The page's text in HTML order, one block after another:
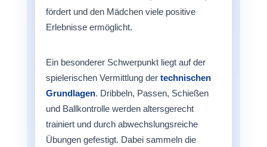
fördert und den Mädchen viele positive
Erlebnisse ermöglicht.
Ein besonderer Schwerpunkt liegt auf der
spielerischen Vermittlung der technischen
Grundlagen. Dribbeln, Passen, Schießen
und Ballkontrolle werden altersgerecht
trainiert und durch abwechslungsreiche
Übungen gefestigt. Dabei sammeln die